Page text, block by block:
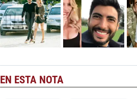
EN ESTA NOTA